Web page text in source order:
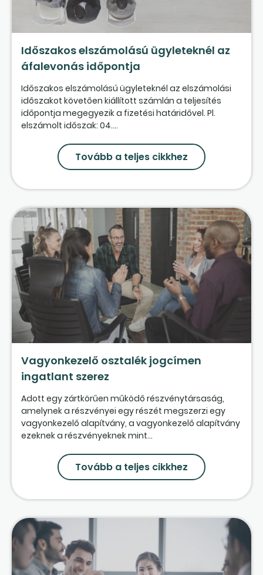
Időszakos elszámolású ügyleteknél az
áfalevonás időpontja
Időszakos elszámolású ügyleteknél az elszámolási
időszakot követően kiállított számlán a teljesítés
időpontja megegyezik a fizetési határidővel. Pl.
elszámolt időszak: 04....
Tovább a teljes cikkhez
Vagyonkezelő osztalék jogcímen
ingatlant szerez
Adott egy zártkörűen működő részvénytársaság,
amelynek a részvényei egy részét megszerzi egy
vagyonkezelő alapítvány, a vagyonkezelő alapítvány
ezeknek a részvényeknek mint...
Tovább a teljes cikkhez